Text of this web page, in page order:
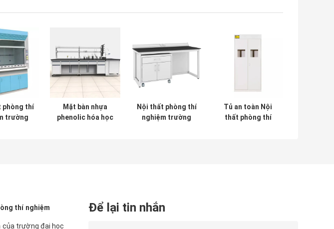
phòng thí
trường
Mặt bàn nhựa
phenolic hóa học
Nội thất phòng thí
nghiệm trường
Tủ an toàn Nội
thất phòng thí
thí nghiệm
của trường đại học
Để lại tin nhắn